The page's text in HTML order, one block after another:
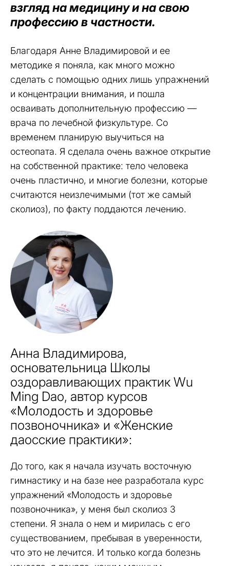
взгляд на медицину и на свою
профессию в частности.
Благодаря Анне Владимировой и ее
методике я поняла, как много можно
сделать с помощью одних лишь упражнений
и концентрации внимания, и пошла
осваивать дополнительную профессию —
врача по лечебной физкультуре. Со
временем планирую выучиться на
остеопата. Я сделала очень важное открытие
на собственной практике: тело человека
очень пластично, и многие болезни, которые
считаются неизлечимыми (тот же самый
сколиоз), по факту поддаются лечению.
Анна Владимирова,
основательница Школы
оздоравливающих практик Wu
Ming Dao, автор курсов
«Молодость и здоровье
позвоночника» и «Женские
даосские практики»:
До того, как я начала изучать восточную
гимнастику и на базе нее разработала курс
упражнений «Молодость и здоровье
позвоночника», у меня был сколиоз 3
степени. Я знала о нем и мирилась с его
существованием, пребывая в уверенности,
что это не лечится. И только когда болезнь